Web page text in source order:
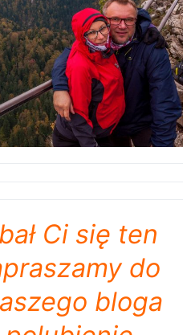
Ci się ten
do
bloga